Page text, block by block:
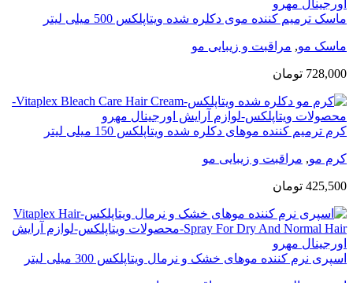
ماسک ترمیم کننده موی دکلره شده ویتاپلکس 500 میلی لیتر
ماسک مو, مراقبت و زیبایی مو
728,000 تومان
کرم ترمیم کننده موهای دکلره شده ویتاپلکس 150 میلی لیتر
کرم مو, مراقبت و زیبایی مو
425,500 تومان
اسپری نرم کننده موهای خشک و نرمال ویتاپلکس 300 میلی لیتر